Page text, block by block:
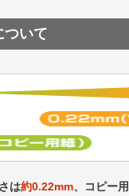
ついて
は約0.22mm、コピー